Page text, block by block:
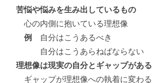
苦悩や悩みを生み出しているもの
心の内側に抱いている理想像
例
自分はこうあるべき
自分はこうあらねばならない
理想像は現実の自分とギャップがある
ギャップが理想像への執着に変わる